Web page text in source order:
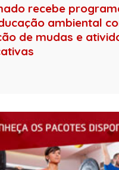
recebe
ambiental
de mudas e